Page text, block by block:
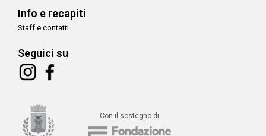
Info e recapiti
Staff e contatti
Seguici su
Con il sostegno di